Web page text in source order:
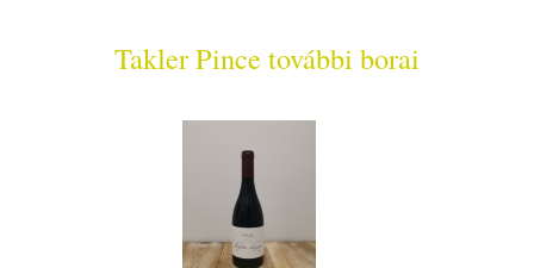
Takler Pince további borai